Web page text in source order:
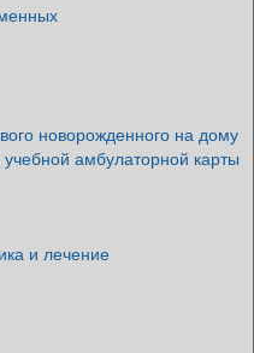
новорожденного на дому
амбулаторной карты
и лечение